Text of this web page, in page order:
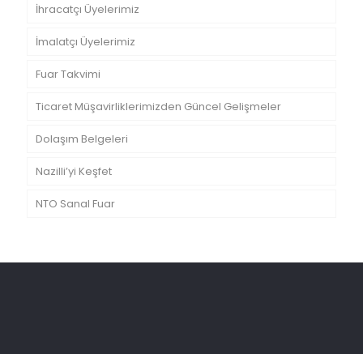
İhracatçı Üyelerimiz
İmalatçı Üyelerimiz
Fuar Takvimi
Ticaret Müşavirliklerimizden Güncel Gelişmeler
Dolaşım Belgeleri
Nazilli’yi Keşfet
NTO Sanal Fuar